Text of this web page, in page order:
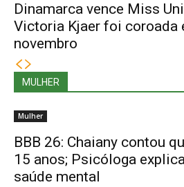
Dinamarca vence Miss
Victoria Kjaer foi coroada
novembro
MULHER
Mulher
BBB 26: Chaiany contou
15 anos; Psicóloga
saúde mental